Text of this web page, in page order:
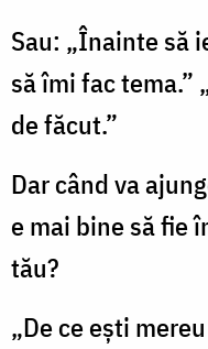
Sau: „Înainte să
să îmi fac tema.”
de făcut.”
Dar când va
e mai bine să fie
tău?
„De ce eşti